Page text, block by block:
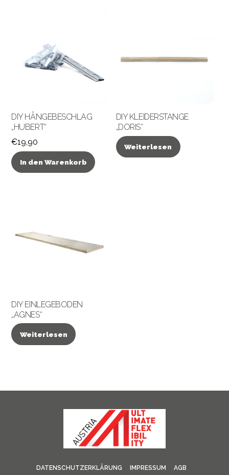
DIY HÄNGEBESCHLAG
„HUBERT“
€19,90
In den Warenkorb
DIY KLEIDERSTANGE
„DORIS“
Weiterlesen
DIY EINLEGEBODEN
„AGNES“
Weiterlesen
DATENSCHUTZERKLÄRUNG IMPRESSUM
AGB